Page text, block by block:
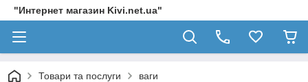
"Интернет магазин Kivi.net.ua"
Товари та послуги ваги